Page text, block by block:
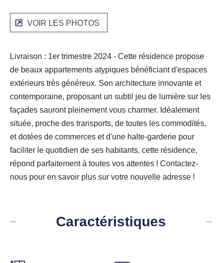
VOIR LES PHOTOS
Livraison : 1er trimestre 2024 - Cette résidence propose
de beaux appartements atypiques bénéficiant d'espaces
extérieurs très généreux. Son architecture innovante et
contemporaine, proposant un subtil jeu de lumière sur les
façades sauront pleinement vous charmer. Idéalement
située, proche des transports, de toutes les commodités,
et dotées de commerces et d'une halte-garderie pour
faciliter le quotidien de ses habitants, cette résidence,
répond parfaitement à toutes vos attentes ! Contactez-
nous pour en savoir plus sur votre nouvelle adresse !
Caractéristiques